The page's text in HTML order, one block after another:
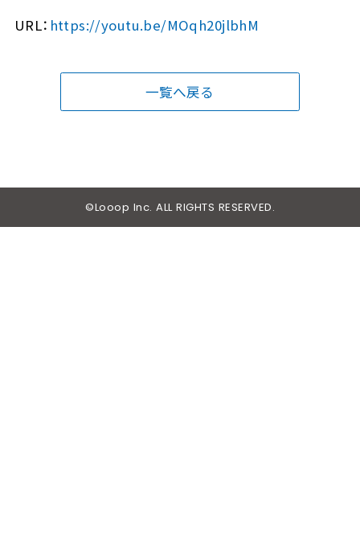
URL： https://youtu.be/MOqh20jlbhM
一覧へ戻る
©Looop Inc. ALL RIGHTS RESERVED.